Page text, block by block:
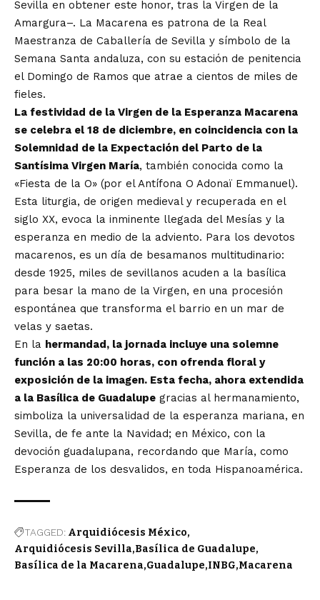
Sevilla en obtener este honor, tras la Virgen de la
Amargura–. La Macarena es patrona de la Real
Maestranza de Caballería de Sevilla y símbolo de la
Semana Santa andaluza, con su estación de penitencia
el Domingo de Ramos que atrae a cientos de miles de
fieles.
La festividad de la Virgen de la Esperanza Macarena
se celebra el 18 de diciembre, en coincidencia con la
Solemnidad de la Expectación del Parto de la
Santísima Virgen María, también conocida como la
«Fiesta de la O» (por el Antífona O Adonaï Emmanuel).
Esta liturgia, de origen medieval y recuperada en el
siglo XX, evoca la inminente llegada del Mesías y la
esperanza en medio de la adviento. Para los devotos
macarenos, es un día de besamanos multitudinario:
desde 1925, miles de sevillanos acuden a la basílica
para besar la mano de la Virgen, en una procesión
espontánea que transforma el barrio en un mar de
velas y saetas.
En la hermandad, la jornada incluye una solemne
función a las 20:00 horas, con ofrenda floral y
exposición de la imagen. Esta fecha, ahora extendida
a la Basílica de Guadalupe gracias al hermanamiento,
simboliza la universalidad de la esperanza mariana, en
Sevilla, de fe ante la Navidad; en México, con la
devoción guadalupana, recordando que María, como
Esperanza de los desvalidos, en toda Hispanoamérica.
TAGGED: Arquidiócesis México
Arquidiócesis Sevilla Basílica de Guadalupe
Basílica de la Macarena Guadalupe INBG Macarena